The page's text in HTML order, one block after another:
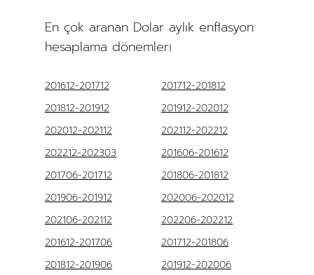
En çok aranan Dolar aylık enflasyon
hesaplama dönemleri
201612-201712
201712-201812
201812-201912
201912-202012
202012-202112
202112-202212
202212-202303
201606-201612
201706-201712
201806-201812
201906-201912
202006-202012
202106-202112
202206-202212
201612-201706
201712-201806
201812-201906
201912-202006